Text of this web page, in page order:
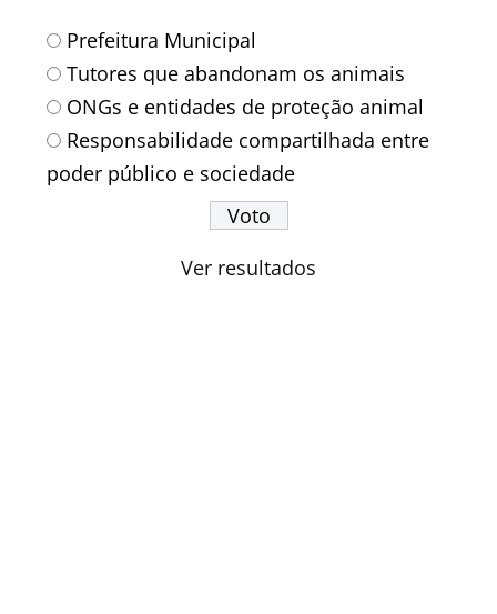
Prefeitura Municipal
Tutores que abandonam os animais
ONGs e entidades de proteção animal
Responsabilidade compartilhada entre
poder público e sociedade
Ver resultados